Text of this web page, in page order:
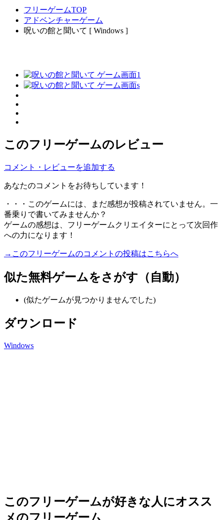
フリーゲームTOP
アドベンチャーゲーム
呪いの館と聞いて [ Windows ]
このフリーゲームのレビュー
コメント・レビューを追加する
あなたのコメントをお待ちしています！
・・・このゲームには、まだ感想が投稿されていません。一
番乗りで書いてみませんか？
ゲームの感想は、フリーゲームクリエイターにとって次回作
への力になります！
→このフリーゲームのコメントの投稿はこちらへ
似た無料ゲームをさがす（自動）
(似たゲームが見つかりませんでした)
ダウンロード
Windows
このフリーゲームが好きな人にオスス